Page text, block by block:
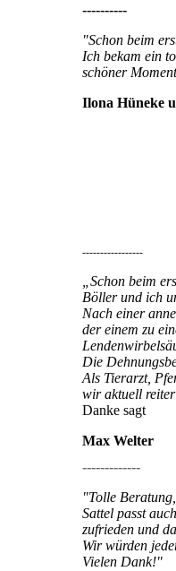
----------
"Schon beim
Ich bekam ein
schöner
Ilona Hüneke
-----------------
„Schon beim
Böller und ich
Nach einer
der einem zu
Die
Als Tierarzt,
wir aktuell
Danke sagt
Max Welter
-------------
"Tolle
Sattel passt
zufrieden und
Wir würden
Vielen Dank!"